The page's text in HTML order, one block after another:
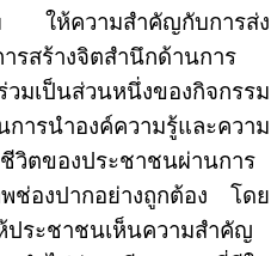
ให้ความสำคัญกับการส่ง
รสร้างจิตสำนึกด้านการ
มเป็นส่วนหนึ่งของกิจกรรม
ารนำองค์ความรู้และความ
วิตของประชาชนผ่านการ
ช่องปากอย่างถูกต้อง โดย
ประชาชนเห็นความสำคัญ